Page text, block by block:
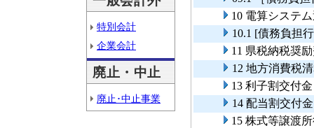
特別会計
企業会計
廃止・中止
廃止･中止事業
10 電算システ
10.1 [債務負担
11 県税納税奨
12 地方消費税
13 利子割交付金
14 配当割交付金
15 株式等譲渡